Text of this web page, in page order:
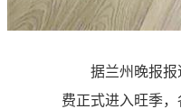
据兰州晚报报
费正式进入旺季